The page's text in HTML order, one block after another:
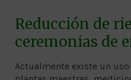
Reducción de
ceremonias de
Actualmente existe un